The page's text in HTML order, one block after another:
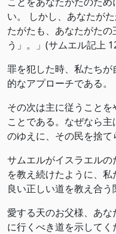
い。 しかし、あなたが
たがたも、あなたがた
う」。」(サムエル記上
罪を犯した時、私たち
的なアプローチである。
その次は主に従うこと
ことである。なぜなら
のゆえに、その民を捨て
サムエルがイスラエル
を教え続けたように、私
良い正しい道を教え合う
愛する天のお父様、あ
に行くべき道を示して